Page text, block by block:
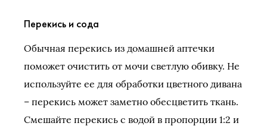
Перекись и сода
Обычная перекись из домашней аптечки
поможет очистить от мочи светлую обивку. Не
используйте ее для обработки цветного дивана
– перекись может заметно обесцветить ткань.
Смешайте перекись с водой в пропорции 1:2 и